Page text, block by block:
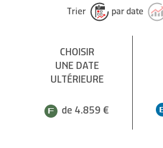
Trier par date
CHOISIR
UNE DATE
ULTÉRIEURE
de 4.859 €